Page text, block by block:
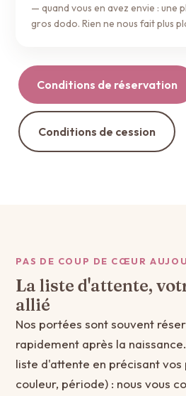
— quand vous en avez envie : une
gros dodo. Rien ne nous fait plus
Conditions de réservation
Conditions de cession
PAS DE COUP DE CŒUR
La liste d'attente,
allié
Nos portées sont souvent
rapidement après la
liste d'attente en précisant
couleur, période) : nous vous